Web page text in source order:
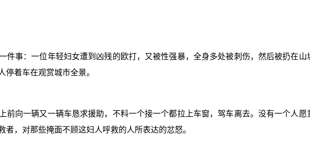
件事：一位年轻妇女遭到凶残的欧打，又被性强暴，全身多处被刺伤，然后被扔在
停着车在观赏城市全景。
前向一辆又一辆车恳求援助，不料一个接一个都拉上车窗，驾车离去。没有一个人
，对那些掩面不顾这妇人呼救的人所表达的忿怒。